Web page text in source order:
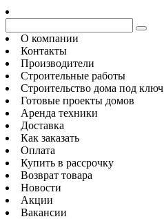
О компании
Контакты
Производители
Строительные работы
Строительство дома под ключ
Готовые проекты домов
Аренда техники
Доставка
Как заказать
Оплата
Купить в рассрочку
Возврат товара
Новости
Акции
Вакансии